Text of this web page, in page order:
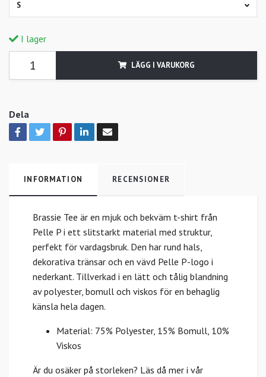
S
I lager
LÄGG I VARUKORG
Dela
INFORMATION RECENSIONER
Brassie Tee är en mjuk och bekväm t-shirt från
Pelle P i ett slitstarkt material med struktur,
perfekt för vardagsbruk. Den har rund hals,
dekorativa tränsar och en vävd Pelle P-logo i
nederkant. Tillverkad i en lätt och tålig blandning
av polyester, bomull och viskos för en behaglig
känsla hela dagen.
Material: 75% Polyester, 15% Bomull, 10%
Viskos
Är du osäker på storleken? Läs då mer i vår